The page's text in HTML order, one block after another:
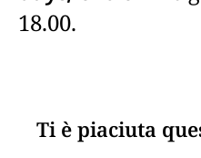
18.00.
Ti è piaciuta